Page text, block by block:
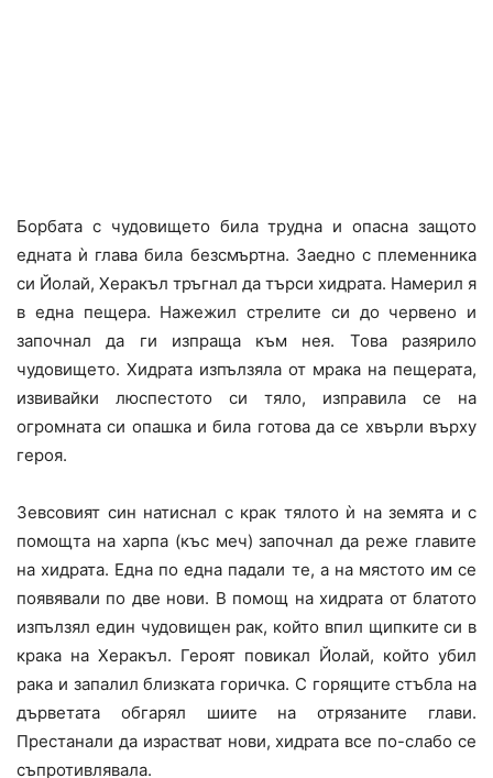
Борбата с чудовището била трудна и опасна защото
едната ѝ глава била безсмъртна. Заедно с племенника
си Йолай, Херакъл тръгнал да търси хидрата. Намерил я
в една пещера. Нажежил стрелите си до червено и
започнал да ги изпраща към нея. Това разярило
чудовището. Хидрата изпълзяла от мрака на пещерата,
извивайки люспестото си тяло, изправила се на
огромната си опашка и била готова да се хвърли върху
героя.
Зевсовият син натиснал с крак тялото ѝ на земята и с
помощта на харпа (къс меч) започнал да реже главите
на хидрата. Една по една падали те, а на мястото им се
появявали по две нови. В помощ на хидрата от блатото
изпълзял един чудовищен рак, който впил щипките си в
крака на Херакъл. Героят повикал Йолай, който убил
рака и запалил близката горичка. С горящите стъбла на
дърветата обгарял шиите на отрязаните глави.
Престанали да израстват нови, хидрата все по-слабо се
съпротивлявала.